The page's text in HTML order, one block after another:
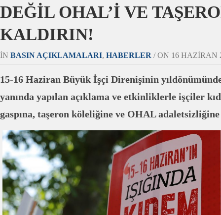
DEĞİL OHAL’İ VE
KALDIRIN!
IN BASIN AÇIKLAMALARI, HABERLER / ON 16 HAZIRAN
15-16 Haziran Büyük İşçi Direnişinin
yanında yapılan açıklama ve etkinliklerle işçiler
gaspına, taşeron köleliğine ve OHAL